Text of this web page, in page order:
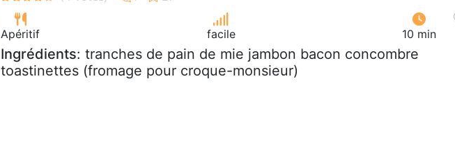
Apéritif facile 10 min
Ingrédients: tranches de pain de mie jambon bacon concombre
toastinettes (fromage pour croque-monsieur)